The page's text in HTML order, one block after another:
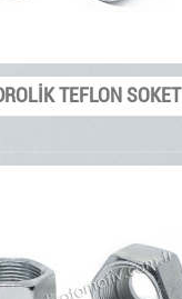
TEFLON SOKET